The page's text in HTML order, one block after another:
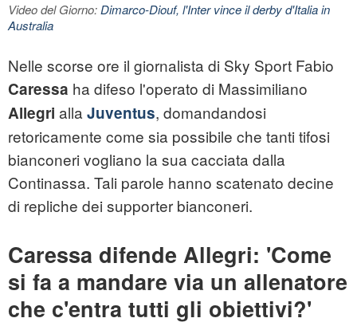
Video del Giorno:Dimarco-Diouf, l'Inter vince il derby d'Italia in
Australia
Nelle scorse ore il giornalista di Sky Sport Fabio
Caressa ha difeso l'operato di Massimiliano
Allegri alla Juventus, domandandosi
retoricamente come sia possibile che tanti tifosi
bianconeri vogliano la sua cacciata dalla
Continassa. Tali parole hanno scatenato decine
di repliche dei supporter bianconeri.
Caressa difende Allegri: 'Come
si fa a mandare via un allenatore
che c'entra tutti gli obiettivi?'